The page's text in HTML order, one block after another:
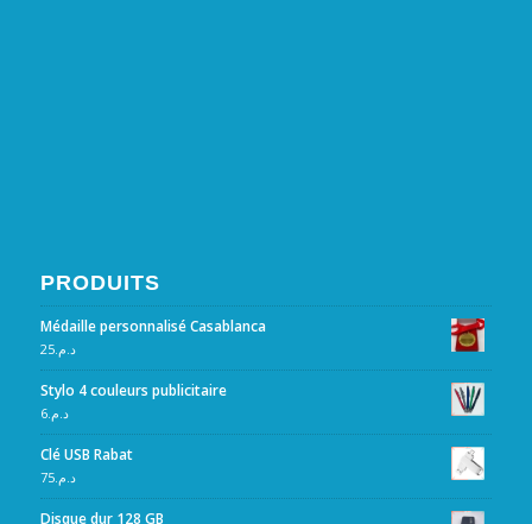
PRODUITS
Médaille personnalisé Casablanca
د.م.25
Stylo 4 couleurs publicitaire
د.م.6
Clé USB Rabat
د.م.75
Disque dur 128 GB